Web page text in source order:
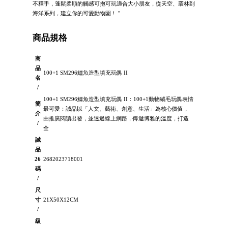
不釋手，蓬鬆柔順的觸感可抱可玩適合大小朋友，從天空、叢林到
海洋系列，建立你的可愛動物園！ "
商品規格
商
品
名
/
100+1 SM296鱷魚造型填充玩偶 II
簡
介
/
100+1 SM296鱷魚造型填充玩偶 II：100+1動物絨毛玩偶表情
最可愛：誠品以「人文、藝術、創意、生活」為核心價值，
由推廣閱讀出發，並透過線上網路，傳遞博雅的溫度，打造
全
誠
品
26
碼
/
2682023718001
尺
寸
/
21X50X12CM
級